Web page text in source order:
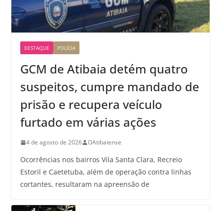
DESTAQUE POLÍCIA
GCM de Atibaia detém quatro
suspeitos, cumpre mandado de
prisão e recupera veículo
furtado em várias ações
4 de agosto de 2026 OAtibaiense
Ocorrências nos bairros Vila Santa Clara, Recreio
Estoril e Caetetuba, além de operação contra linhas
cortantes, resultaram na apreensão de